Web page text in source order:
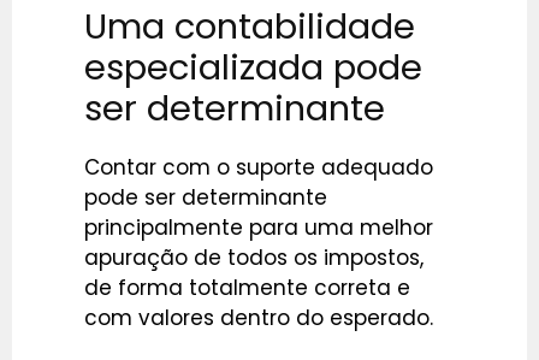
Uma contabilidade
especializada pode
ser determinante
Contar com o suporte adequado
pode ser determinante
principalmente para uma melhor
apuração de todos os impostos,
de forma totalmente correta e
com valores dentro do esperado.